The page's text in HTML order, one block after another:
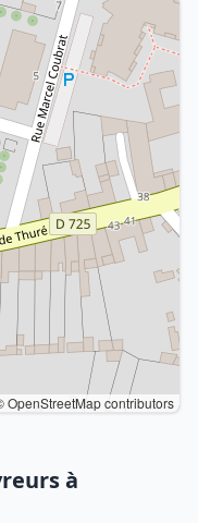
OpenStreetMap contributors
à